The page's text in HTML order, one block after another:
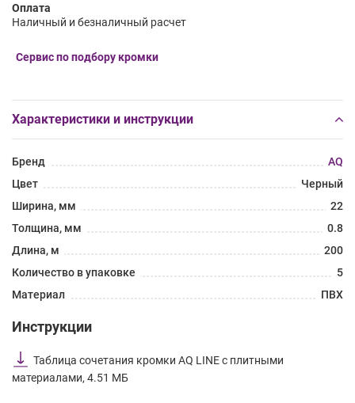
Оплата
Наличный и безналичный расчет
Сервис по подбору кромки
Характеристики и инструкции
Бренд
AQ
Цвет
Черный
Ширина, мм
22
Толщина, мм
0.8
Длина, м
200
Количество в упаковке
5
Материал
ПВХ
Инструкции
Таблица сочетания кромки AQ LINE с плитными
материалами, 4.51 МБ